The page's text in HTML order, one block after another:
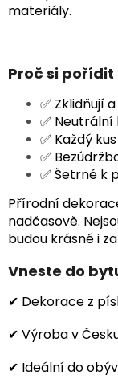
materiály.
Proč si
✅ Zklidňují
✅
✅ Každý
✅
✅ Šetrné k
Přírodní
nadčasově.
budou krásné i
Vneste do
✔ Dekorace z
✔ Výroba v
✔ Ideální do